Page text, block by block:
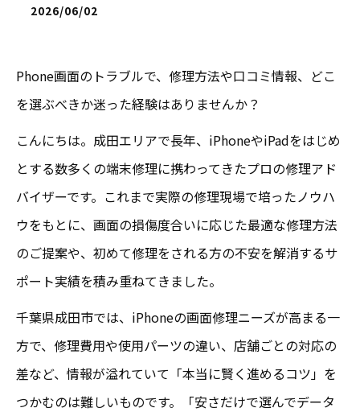
2026/06/02
Phone画面のトラブルで、修理方法や口コミ情報、どこ
を選ぶべきか迷った経験はありませんか？
こんにちは。成田エリアで長年、iPhoneやiPadをはじめ
とする数多くの端末修理に携わってきたプロの修理アド
バイザーです。これまで実際の修理現場で培ったノウハ
ウをもとに、画面の損傷度合いに応じた最適な修理方法
のご提案や、初めて修理をされる方の不安を解消するサ
ポート実績を積み重ねてきました。
千葉県成田市では、iPhoneの画面修理ニーズが高まる一
方で、修理費用や使用パーツの違い、店舗ごとの対応の
差など、情報が溢れていて「本当に賢く進めるコツ」を
つかむのは難しいものです。「安さだけで選んでデータ